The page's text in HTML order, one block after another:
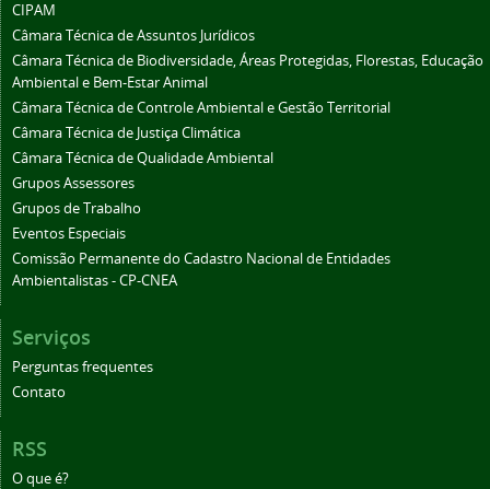
CIPAM
Câmara Técnica de Assuntos Jurídicos
Câmara Técnica de Biodiversidade, Áreas Protegidas, Florestas, Educação
Ambiental e Bem-Estar Animal
Câmara Técnica de Controle Ambiental e Gestão Territorial
Câmara Técnica de Justiça Climática
Câmara Técnica de Qualidade Ambiental
Grupos Assessores
Grupos de Trabalho
Eventos Especiais
Comissão Permanente do Cadastro Nacional de Entidades
Ambientalistas - CP-CNEA
Serviços
Perguntas frequentes
Contato
RSS
O que é?